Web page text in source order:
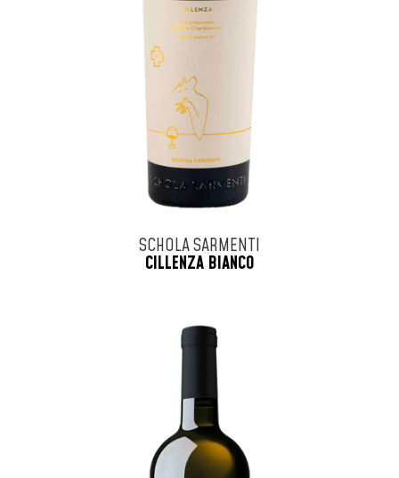
SCHOLA SARMENTI
CILLENZA BIANCO